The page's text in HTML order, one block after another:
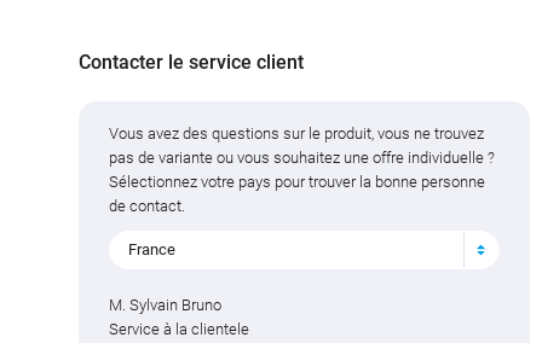
Contacter le service client
Vous avez des questions sur le produit, vous ne trouvez
pas de variante ou vous souhaitez une offre individuelle ?
Sélectionnez votre pays pour trouver la bonne personne
de contact.
France
M. Sylvain Bruno
Service à la clientele